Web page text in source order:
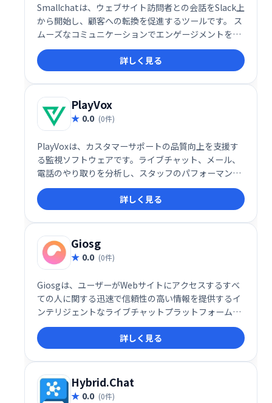
Smallchatは、ウェブサイト訪問者との会話をSlack上
から開始し、顧客への転換を促進するツールです。 ス
ムーズなコミュニケーションでエンゲージメントを高
め、リード獲得を支援します。 ウェブサイトへのアク
セス数を売上につなげたい企業様におすすめです。
詳しく見る
PlayVox
0.0 (0件)
PlayVoxは、カスタマーサポートの品質向上を支援す
る監視ソフトウェアです。ライブチャット、メール、
電話のやり取りを分析し、スタッフのパフォーマンス
や顧客体験を評価。わずか5分でQA監視プログラムを
作成でき、コーチングやモチベーション向上に役立ち
ます。全チャネルの顧客対応を分析することで、より
効果的なサポート体制を構築できます。
詳しく見る
Giosg
0.0 (0件)
Giosgは、ユーザーがWebサイトにアクセスするすべ
ての人に関する迅速で信頼性の高い情報を提供するイ
ンテリジェントなライブチャットプラットフォームで
す。このシステムは、各訪問者をスキャンして、行動
レポートに基づいて、それらが「ホット」または「コ
ールド」の見込み客かどうかを評価するようにも設計
されています。
詳しく見る
Hybrid.Chat
0.0 (0件)